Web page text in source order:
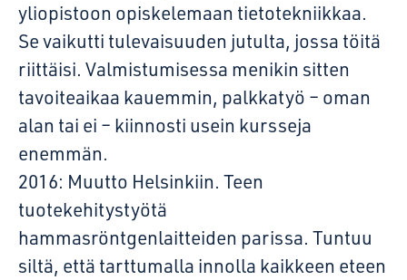
yliopistoon opiskelemaan tietotekniikkaa.
Se vaikutti tulevaisuuden jutulta, jossa töitä
riittäisi. Valmistumisessa menikin sitten
tavoiteaikaa kauemmin, palkkatyö ­– oman
alan tai ei – kiinnosti usein kursseja
enemmän.
2016: Muutto Helsinkiin. Teen
tuotekehitystyötä
hammasröntgenlaitteiden parissa. Tuntuu
siltä, että tarttumalla innolla kaikkeen eteen